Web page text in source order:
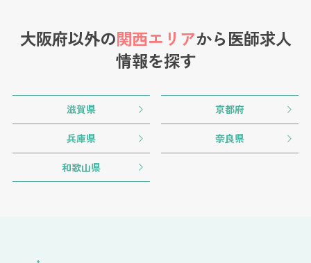
大阪府以外の関西エリアから医師求人
情報を探す
滋賀県 京都府
兵庫県 奈良県
和歌山県